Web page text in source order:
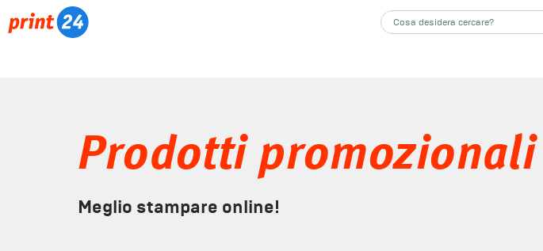
Prodotti promozionali
Meglio stampare online!